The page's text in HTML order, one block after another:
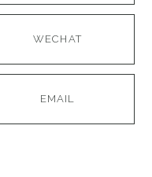
WECHAT
EMAIL